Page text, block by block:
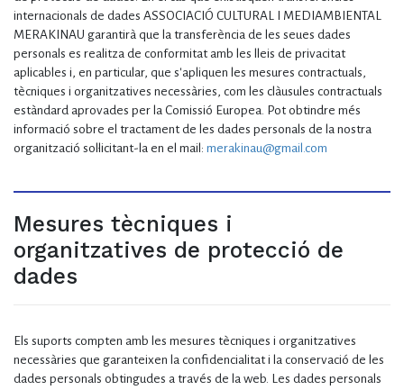
internacionals de dades ASSOCIACIÓ CULTURAL I MEDIAMBIENTAL
MERAKINAU garantirà que la transferència de les seues dades
personals es realitza de conformitat amb les lleis de privacitat
aplicables i, en particular, que s'apliquen les mesures contractuals,
tècniques i organitzatives necessàries, com les clàusules contractuals
estàndard aprovades per la Comissió Europea. Pot obtindre més
informació sobre el tractament de les dades personals de la nostra
organització sol·licitant-la en el mail: merakinau@gmail.com
Mesures tècniques i
organitzatives de protecció de
dades
Els suports compten amb les mesures tècniques i organitzatives
necessàries que garanteixen la confidencialitat i la conservació de les
dades personals obtingudes a través de la web. Les dades personals